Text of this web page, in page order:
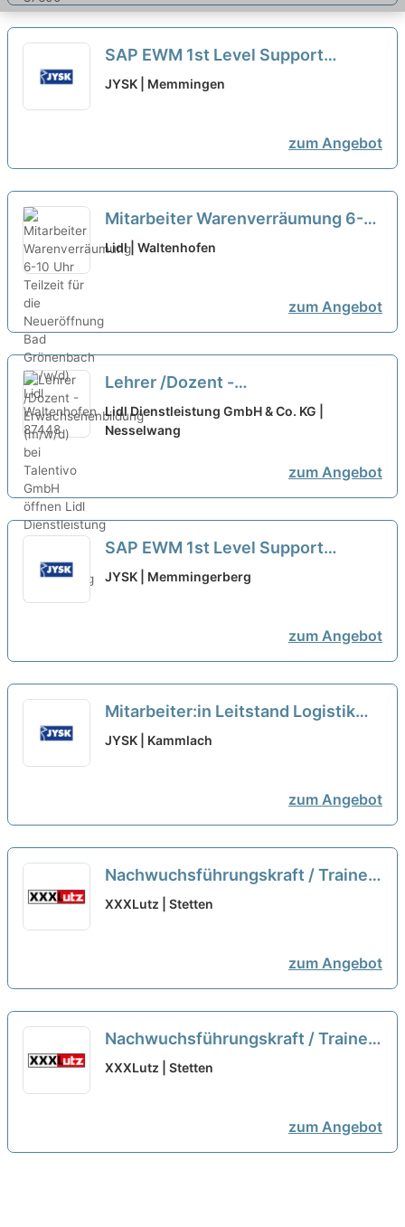
SAP EWM 1st Level Support
(M/W/D) neu
JYSK | Memmingen
zum Angebot
Mitarbeiter Warenverräumung 6-10
Uhr Teilzeit für die Neueröffnung
Lidl | Waltenhofen
zum Angebot
Lehrer /Dozent -
Erwachsenenbildung (m/w/d) bei
Talentivo GmbH öffnen
Lidl Dienstleistung GmbH & Co. KG |
Nesselwang
zum Angebot
SAP EWM 1st Level Support
(M/W/D)
JYSK | Memmingerberg
zum Angebot
Mitarbeiter:in Leitstand Logistik
neu
JYSK | Kammlach
zum Angebot
Nachwuchsführungskraft / Trainee
Logistik (m/w/d)
XXXLutz | Stetten
zum Angebot
Nachwuchsführungskraft / Trainee
Logistik (m/w/d)...
XXXLutz | Stetten
zum Angebot